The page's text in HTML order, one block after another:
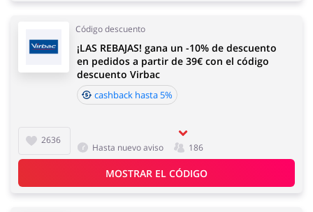
Código descuento
2636
¡LAS REBAJAS! gana un -10% de descuento
en pedidos a partir de 39€ con el código
descuento Virbac
cashback hasta 5%
Hasta nuevo aviso 186
MOSTRAR EL CÓDIGO